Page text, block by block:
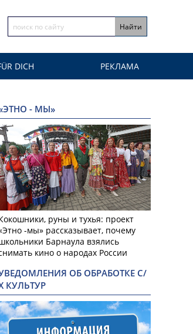
DICH РЕКЛАМА
- МЫ»
руны и тухья: проект
-мы» рассказывает, почему
Барнаула взялись
кино о народах России
ОБ ОБРАБОТКЕ С/
КУЛЬТУР